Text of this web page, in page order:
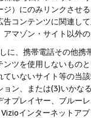
）にのみリンクさせ
コンテンツに関連し
マゾン・サイト以外
に、携帯電話その他
ツを使用しないもの
いないサイト等の当
ン、または(3)いか
プレイヤー、ブルー
インターネットア